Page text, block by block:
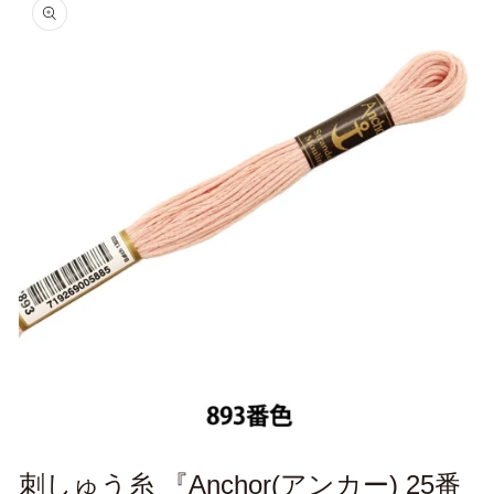
キップ
ー
刺しゅう糸 『Anchor(アンカー) 25番